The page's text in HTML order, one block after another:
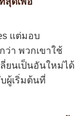
แต่มอบ
า พวกเขาใช้
ยนเป็นอันใหม่ได้
ผู้เริ่มต้นที่